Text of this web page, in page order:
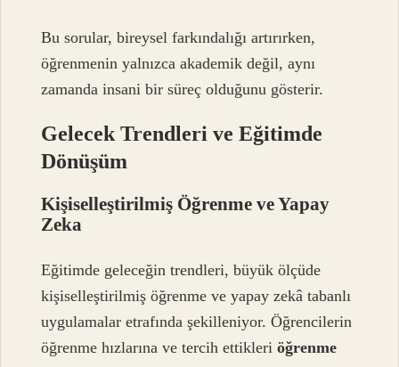
Bu sorular, bireysel farkındalığı artırırken,
öğrenmenin yalnızca akademik değil, aynı
zamanda insani bir süreç olduğunu gösterir.
Gelecek Trendleri ve Eğitimde
Dönüşüm
Kişiselleştirilmiş Öğrenme ve Yapay
Zeka
Eğitimde geleceğin trendleri, büyük ölçüde
kişiselleştirilmiş öğrenme ve yapay zekâ tabanlı
uygulamalar etrafında şekilleniyor. Öğrencilerin
öğrenme hızlarına ve tercih ettikleriöğrenme